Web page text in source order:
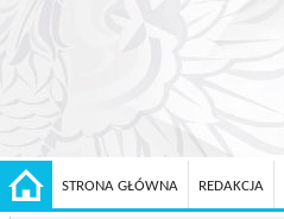
STRONA GŁÓWNA REDAKCJA